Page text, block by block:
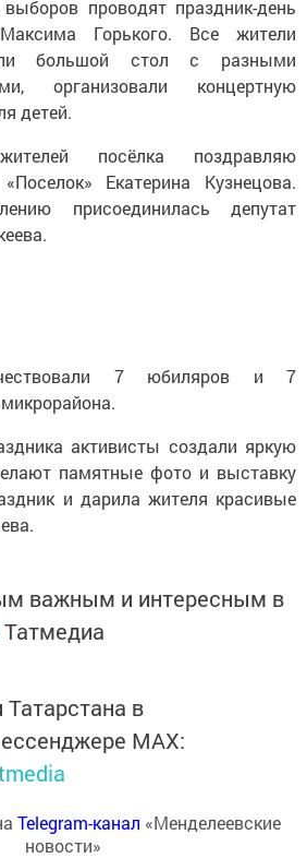
проводят праздник-день
Горького. Все жители
большой стол с разными
организовали концертную
детей.
посёлка поздравляю
Екатерина Кузнецова.
присоединилась депутат
7 юбиляров и 7
активисты создали яркую
памятные фото и выставку
и дарила жителя красивые
важным и интересным в
Татмедиа
Татарстана в
MАХ:
Telegram-канал «Менделеевские
новости»